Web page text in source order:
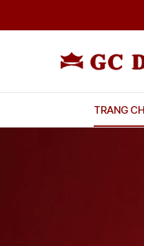
TRANG